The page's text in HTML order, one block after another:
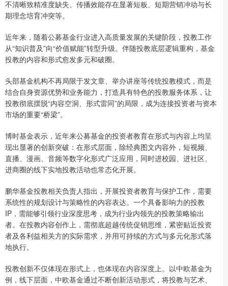
不清晰致精准度缺失、传播效能存在显著短板、短期营销冲动与长
期理念培育冲突等。
近年来，随着公募基金行业进入高质量发展的关键阶段，投教工作
从“知识普及”向“价值赋能”转型升级。伴随投教底层逻辑重构，基金
投教的内容和形式愈发多元和破圈。
头部基金机构不再局限于发文章、举办讲座等传统投教模式，而是
结合自身资源优势和业务能力，打造具有特色的投教服务体系，让
投教彻底摆脱“内容空洞、形式雷同”的局限，成为连接投资者与资本
市场的重要“桥梁”。
博时基金表示，近年来公募基金的投资者教育在形式与内容上均呈
现出显著的创新突破：在形式层面，除经典图文内容外，短视频、
直播、漫画、音频等数字化形式广泛应用，同时进校园、进社区、
进商圈的线下实地投教活动也常态化开展。
鹏华基金投教相关负责人指出，开展投资者教育与保护工作，需要
系统性的规划设计与策略性的内容表达。一个具备影响力的投教
IP，需能够引领行业深度思考，成为行业内领先的投教策略输出
者。在投教内容创作上，需彻底超越传统促销思维，紧密贴近投资
者及各利益相关方的实际需求，并用可持续的方式与多元化形式落
地执行。
投教创新不仅体现在形式上，也体现在内容深度上。以中欧基金为
例，线下层面，中欧基金通过不断创新活动形式，将投教与艺术、